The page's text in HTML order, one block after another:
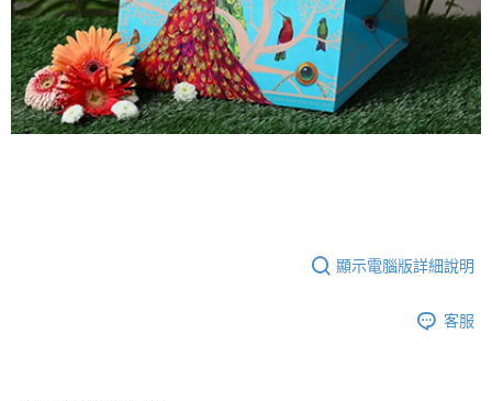
顯示電腦版詳細說明
客服